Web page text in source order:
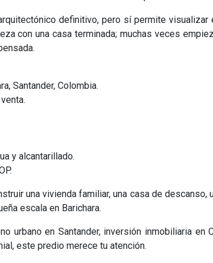
definitivo, pero sí permite visualizar
con una casa terminada; muchas veces
Santander, Colombia.
y alcantarillado.
una vivienda familiar, una casa de descanso,
escala en Barichara.
urbano en Santander, inversión inmobiliaria en
este predio merece tu atención.